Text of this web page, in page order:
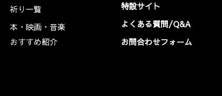
祈り一覧
本・映画・音楽
おすすめ紹介
特設サイト
よくある質問/Q&A
お問合わせフォーム